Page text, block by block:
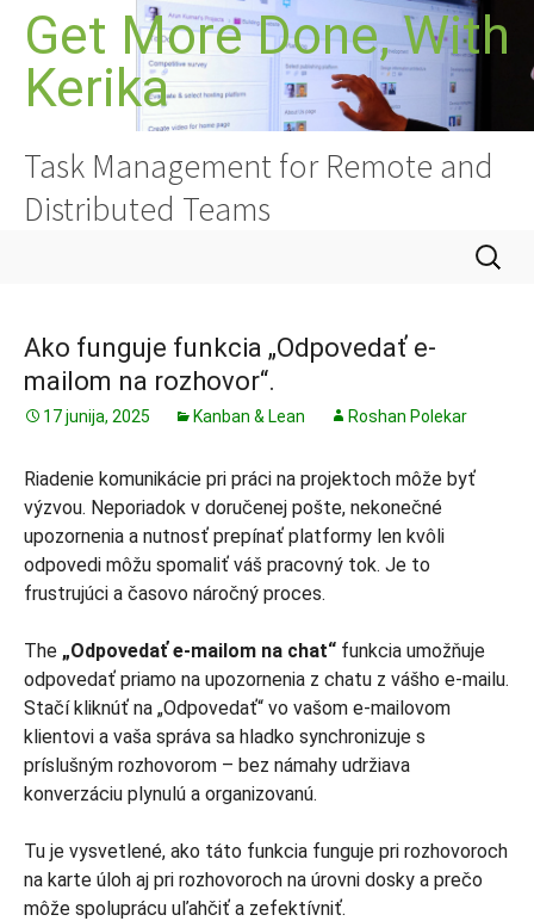
Preskoči
vsebino
Get More Done, With
Kerika
Task Management for Remote and
Distributed Teams
Išči:
Ako funguje funkcia „Odpovedať e-
mailom na rozhovor“.
17 junija, 2025 Kanban & Lean Roshan Polekar
Riadenie komunikácie pri práci na projektoch môže byť
výzvou. Neporiadok v doručenej pošte, nekonečné
upozornenia a nutnosť prepínať platformy len kvôli
odpovedi môžu spomaliť váš pracovný tok. Je to
frustrujúci a časovo náročný proces.
The „Odpovedať e-mailom na chat“ funkcia umožňuje
odpovedať priamo na upozornenia z chatu z vášho e-mailu.
Stačí kliknúť na „Odpovedať“ vo vašom e-mailovom
klientovi a vaša správa sa hladko synchronizuje s
príslušným rozhovorom – bez námahy udržiava
konverzáciu plynulú a organizovanú.
Tu je vysvetlené, ako táto funkcia funguje pri rozhovoroch
na karte úloh aj pri rozhovoroch na úrovni dosky a prečo
môže spoluprácu uľahčiť a zefektívniť.